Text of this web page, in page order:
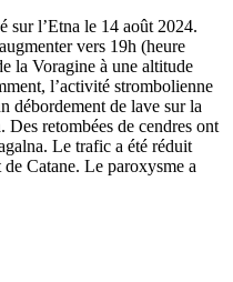
sur l’Etna le 14 août 2024.
vers 19h (heure
la Voragine à une altitude
l’activité strombolienne
débordement de lave sur la
retombées de cendres ont
Le trafic a été réduit
Catane. Le paroxysme a